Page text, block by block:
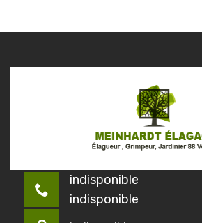
indisponible
indisponible